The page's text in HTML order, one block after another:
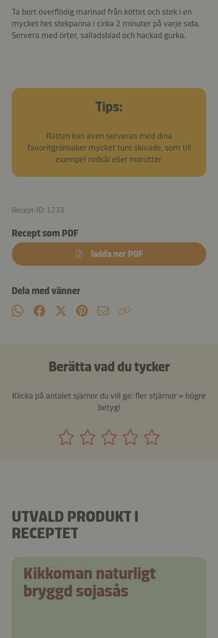
Ta bort överflödig marinad från köttet och stek i en
mycket het stekpanna i cirka 2 minuter på varje sida.
Servera med örter, salladsblad och hackad gurka.
Tips:
Rätten kan även serveras med dina
favoritgrönsaker mycket tunt skivade, som till
exempel rödkål eller morötter.
Recept-ID: 1233
Recept som PDF
ladda ner PDF
Dela med vänner
Berätta vad du tycker
Klicka på antalet sjärnor du vill ge: fler stjärnor = högre
betyg!
UTVALD PRODUKT I
RECEPTET
Kikkoman naturligt
bryggd sojasås